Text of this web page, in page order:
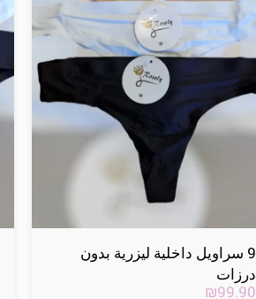
9 سراويل داخلية ليزرية بدون
درزات
₪99.90